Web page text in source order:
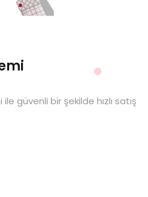
güvenli bir şekilde hızlı satış